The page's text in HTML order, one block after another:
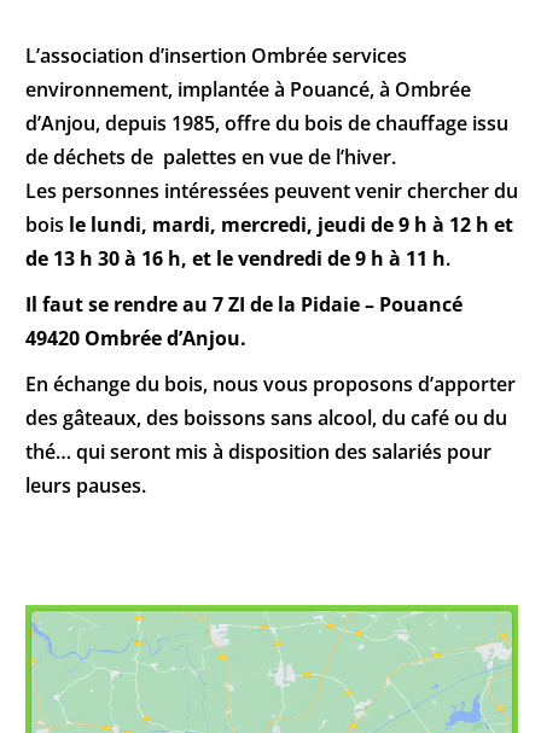
L’association d’insertion Ombrée services
environnement, implantée à Pouancé, à Ombrée
d’Anjou, depuis 1985, offre du bois de chauffage issu
de déchets de palettes en vue de l’hiver.
Les personnes intéressées peuvent venir chercher du
bois le lundi, mardi, mercredi, jeudi de 9 h à 12 h et
de 13 h 30 à 16 h, et le vendredi de 9 h à 11 h.
Il faut se rendre au 7 ZI de la Pidaie – Pouancé
49420 Ombrée d’Anjou.
En échange du bois, nous vous proposons d’apporter
des gâteaux, des boissons sans alcool, du café ou du
thé… qui seront mis à disposition des salariés pour
leurs pauses.